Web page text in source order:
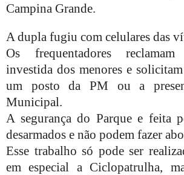
Campina Grande.
A dupla fugiu com celulares das
Os frequentadores
investida dos menores e
um posto da PM ou a
Municipal.
A segurança do Parque e feita
desarmados e não podem fazer
Esse trabalho só pode ser
em especial a Ciclopatrulha,